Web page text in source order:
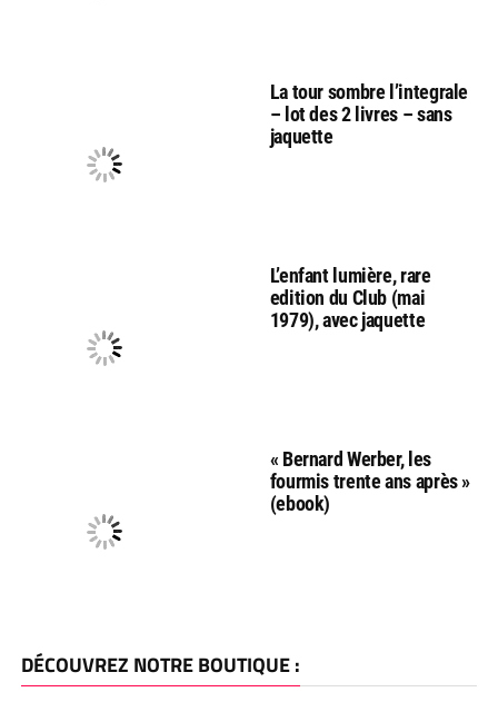
La tour sombre l’integrale
– lot des 2 livres – sans
jaquette
L’enfant lumière, rare
edition du Club (mai
1979), avec jaquette
« Bernard Werber, les
fourmis trente ans après »
(ebook)
DÉCOUVREZ NOTRE BOUTIQUE :